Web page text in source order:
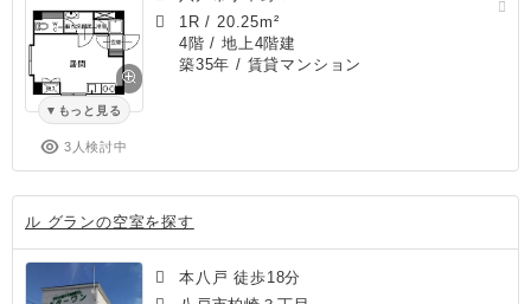
もっと見る
3人検討中
1R / 20.25m²
4階 / 地上4階建
築35年 / 賃貸マンション
ル グランの空室を探す
本八戸 徒歩18分